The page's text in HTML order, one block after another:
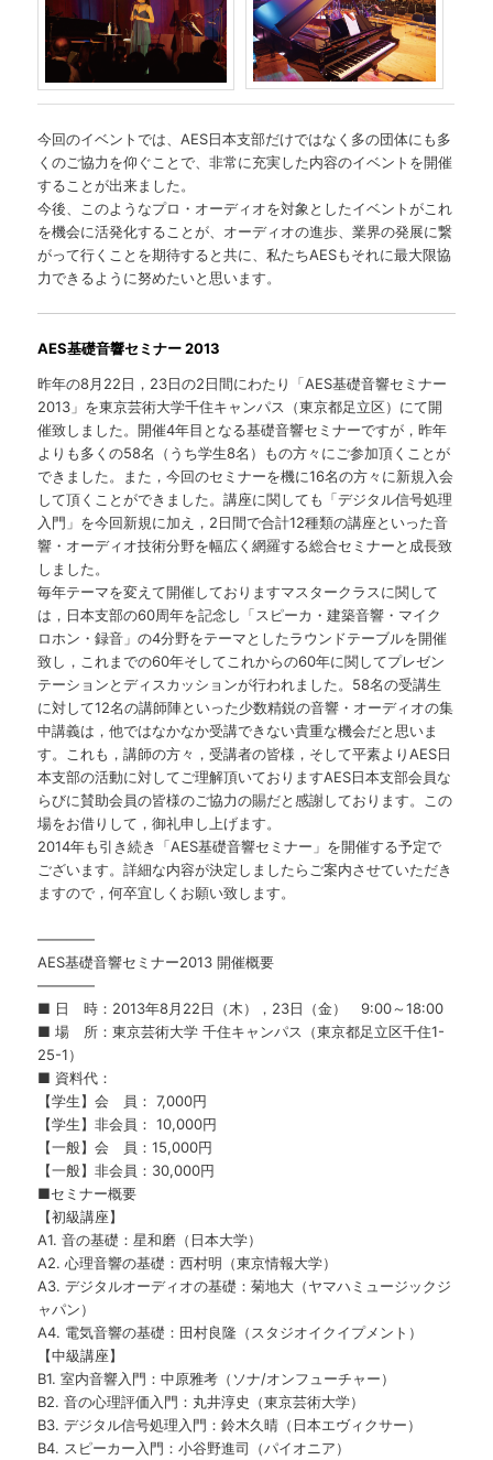
今回のイベントでは、AES日本支部だけではなく多の団体にも多
くのご協力を仰ぐことで、非常に充実した内容のイベントを開催
することが出来ました。
今後、このようなプロ・オーディオを対象としたイベントがこれ
を機会に活発化することが、オーディオの進歩、業界の発展に繋
がって行くことを期待すると共に、私たちAESもそれに最大限協
力できるように努めたいと思います。
AES基礎音響セミナー 2013
昨年の8月22日，23日の2日間にわたり「AES基礎音響セミナー
2013」を東京芸術大学千住キャンパス（東京都足立区）にて開
催致しました。開催4年目となる基礎音響セミナーですが，昨年
よりも多くの58名（うち学生8名）もの方々にご参加頂くことが
できました。また，今回のセミナーを機に16名の方々に新規入会
して頂くことができました。講座に関しても「デジタル信号処理
入門」を今回新規に加え，2日間で合計12種類の講座といった音
響・オーディオ技術分野を幅広く網羅する総合セミナーと成長致
しました。
毎年テーマを変えて開催しておりますマスタークラスに関して
は，日本支部の60周年を記念し「スピーカ・建築音響・マイク
ロホン・録音」の4分野をテーマとしたラウンドテーブルを開催
致し，これまでの60年そしてこれからの60年に関してプレゼン
テーションとディスカッションが行われました。58名の受講生
に対して12名の講師陣といった少数精鋭の音響・オーディオの集
中講義は，他ではなかなか受講できない貴重な機会だと思いま
す。これも，講師の方々，受講者の皆様，そして平素よりAES日
本支部の活動に対してご理解頂いておりますAES日本支部会員な
らびに賛助会員の皆様のご協力の賜だと感謝しております。この
場をお借りして，御礼申し上げます。
2014年も引き続き「AES基礎音響セミナー」を開催する予定で
ございます。詳細な内容が決定しましたらご案内させていただき
ますので，何卒宜しくお願い致します。
————
AES基礎音響セミナー2013 開催概要
————
■ 日 時：2013年8月22日（木），23日（金） 9:00～18:00
■ 場 所：東京芸術大学 千住キャンパス（東京都足立区千住1-
25-1）
■ 資料代：
【学生】会 員： 7,000円
【学生】非会員： 10,000円
【一般】会 員：15,000円
【一般】非会員：30,000円
■セミナー概要
【初級講座】
A1. 音の基礎：星和磨（日本大学）
A2. 心理音響の基礎：西村明（東京情報大学）
A3. デジタルオーディオの基礎：菊地大（ヤマハミュージックジ
ャパン）
A4. 電気音響の基礎：田村良隆（スタジオイクイプメント）
【中級講座】
B1. 室内音響入門：中原雅考（ソナ/オンフューチャー）
B2. 音の心理評価入門：丸井淳史（東京芸術大学）
B3. デジタル信号処理入門：鈴木久晴（日本エヴィクサー）
B4. スピーカー入門：小谷野進司（パイオニア）